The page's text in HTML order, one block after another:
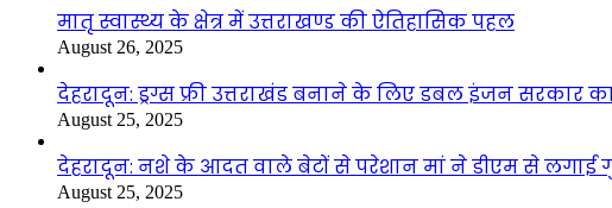
मातृ स्वास्थ्य के क्षेत्र में उत्तराखण्ड की ऐतिहासिक पहल
August 26, 2025
देहरादून: ड्रग्स फ्री उत्तराखंड बनाने के लिए डबल इंजन सरकार
August 25, 2025
देहरादून: नशे के आदत वाले बेटों से परेशान मां ने डीएम से लगाई
August 25, 2025